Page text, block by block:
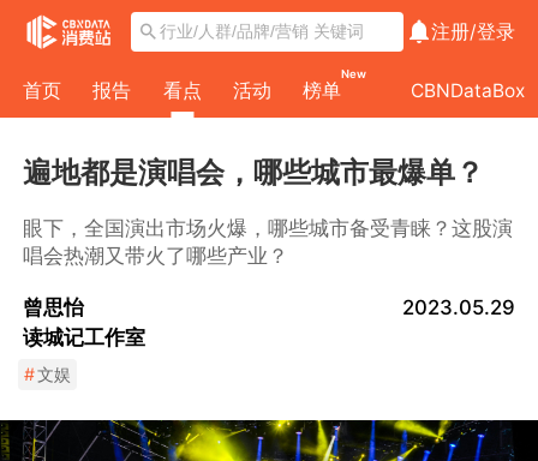
注册/登录
首页 报告 看点 活动 榜单
New
CBNDataBox
遍地都是演唱会，哪些城市最爆单？
眼下，全国演出市场火爆，哪些城市备受青睐？这股演
唱会热潮又带火了哪些产业？
曾思怡
读城记工作室
2023.05.29
#文娱